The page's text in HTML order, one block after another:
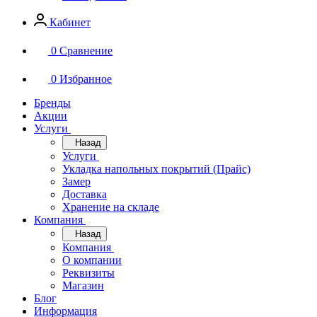
Кабинет
0 Сравнение
0 Избранное
Бренды
Акции
Услуги
Назад
Услуги
Укладка напольных покрытий (Прайс)
Замер
Доставка
Хранение на складе
Компания
Назад
Компания
О компании
Реквизиты
Магазин
Блог
Информация